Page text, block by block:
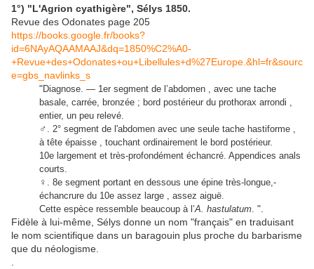
1°) "L'Agrion cyathigère", Sélys 1850.
Revue des Odonates page 205
https://books.google.fr/books?
id=6NAyAQAAMAAJ&dq=1850%C2%A0-
+Revue+des+Odonates+ou+Libellules+d%27Europe.&hl=fr&sourc
e=gbs_navlinks_s
"Diagnose. — 1er segment de l’abdomen , avec une tache
basale, carrée, bronzée ; bord postérieur du prothorax arrondi ,
entier, un peu relevé.
♂ . 2° segment de l'abdomen avec une seule tache hastiforme ,
à tête épaisse , touchant ordinairement le bord postérieur.
10e largement et très-profondément échancré. Appendices anals
courts.
♀ . 8e segment portant en dessous une épine très-longue,-
échancrure du 10e assez large , assez aiguë.
Cette espèce ressemble beaucoup à l’A. hastulatum. ".
Fidèle à lui-même, Sélys donne un nom "français" en traduisant
le nom scientifique dans un baragouin plus proche du barbarisme
que du néologisme.